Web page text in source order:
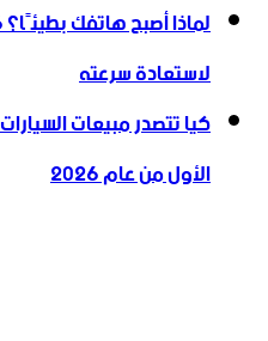
لاستعادة سرعته
كيا تتصدر مبيعات
الأول من عام 2026